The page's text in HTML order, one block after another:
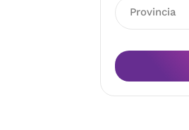
Provincia